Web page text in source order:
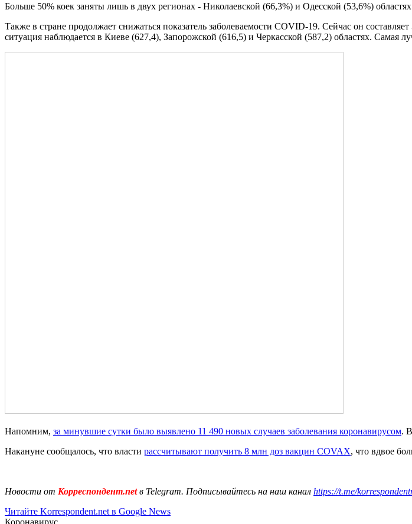
Больше 50% коек заняты лишь в двух регионах - Николаевской (66,3%) и Одесской (53,6%)
Также в стране продолжает снижаться показатель заболеваемости COVID-19. Сейчас он
ситуация наблюдается в Киеве (627,4), Запорожской (616,5) и Черкасской (587,2) областях. Самая
Напомним, за минувшие сутки было выявлено 11 490 новых случаев заболевания коронавирусом.
Накануне сообщалось, что власти рассчитывают получить 8 млн доз вакцин COVAX, что вдвое
Новости от Корреспондент.netв Telegram. Подписывайтесь на наш канал https://t.me/
Читайте Korrespondent.net в Google News
Коронавирус